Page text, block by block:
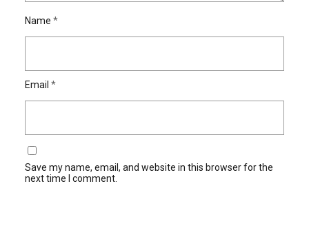
Name *
Email *
Save my name, email, and website in this browser for the
next time I comment.